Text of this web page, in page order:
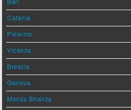
Catania
Palermo
Vicenza
Brescia
Genova
Monza Brianza